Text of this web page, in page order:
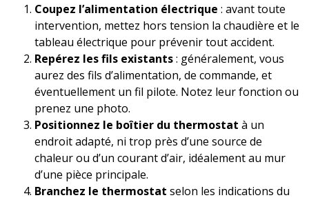
Coupez l’alimentation électrique : avant toute
intervention, mettez hors tension la chaudière et le
tableau électrique pour prévenir tout accident.
Repérez les fils existants: généralement, vous
aurez des fils d’alimentation, de commande, et
éventuellement un fil pilote. Notez leur fonction ou
prenez une photo.
Positionnez le boîtier du thermostat à un
endroit adapté, ni trop près d’une source de
chaleur ou d’un courant d’air, idéalement au mur
d’une pièce principale.
Branchez le thermostat selon les indications du